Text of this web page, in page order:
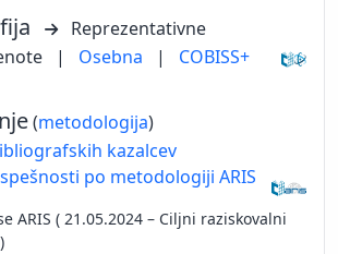
Reprezentativne
| Osebna | COBISS+
(metodologija)
kazalcev
po metodologiji ARIS
ARIS ( 21.05.2024 – Ciljni raziskovalni
)